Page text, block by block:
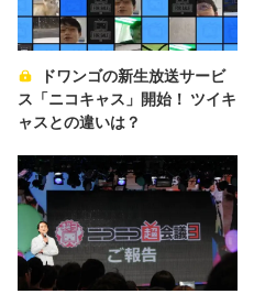
ドワンゴの新生放送サービ
ス「ニコキャス」開始！ ツイキ
ャスとの違いは？